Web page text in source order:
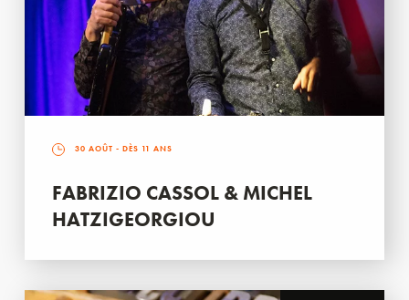
30 AOÛT - DÈS 11 ANS
FABRIZIO CASSOL & MICHEL
HATZIGEORGIOU